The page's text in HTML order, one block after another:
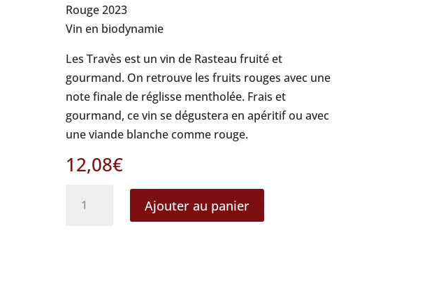
Rouge 2023
Vin en biodynamie
Les Travès est un vin de Rasteau fruité et
gourmand. On retrouve les fruits rouges avec une
note finale de réglisse mentholée. Frais et
gourmand, ce vin se dégustera en apéritif ou avec
une viande blanche comme rouge.
12,08€
Ajouter au panier